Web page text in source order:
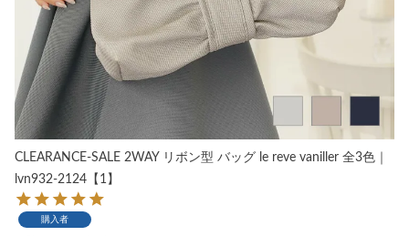
CLEARANCE-SALE 2WAY リボン型 バッグ le reve vaniller 全3色｜
lvn932-2124【1】
購入者